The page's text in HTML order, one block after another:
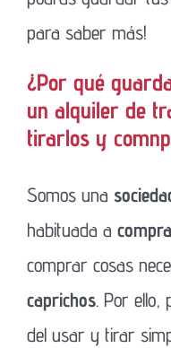
para saber más!
¿Por qué
un alquiler de
tirarlos y
Somos una
habituada a
comprar cosas
caprichos. Por ello,
del usar y tirar